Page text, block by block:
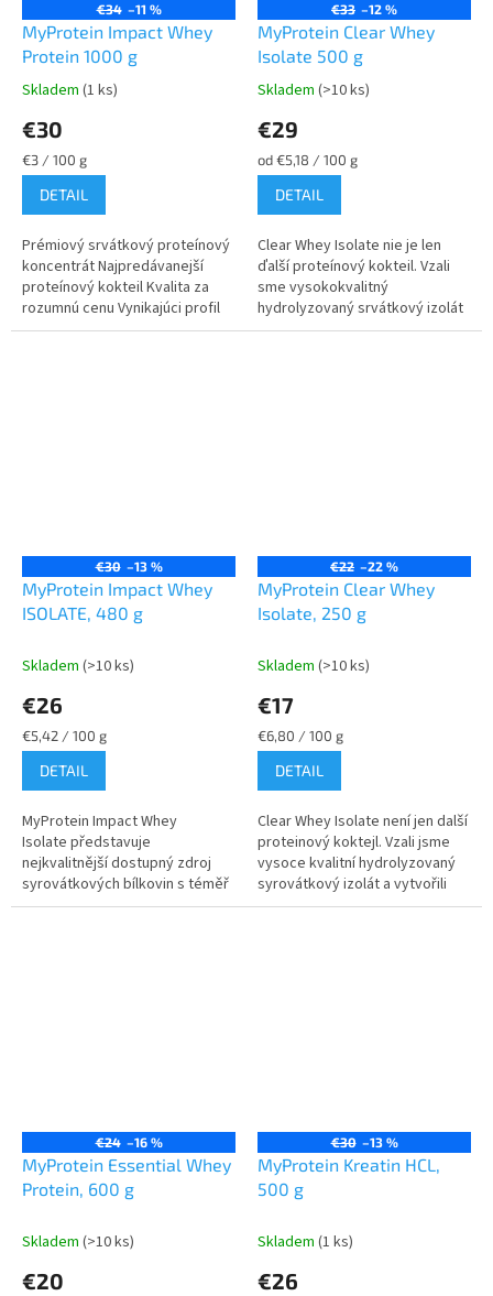
€34 –11 %
MyProtein Impact Whey
Protein 1000 g
Priemerné
produktu
je
5,0
5
hviezdičiek.
Skladem (1 ks)
€30
Jednotková
cena:
€3 / 100 g
DETAIL
Prémiový srvátkový proteínový
koncentrát Najpredávanejší
proteínový kokteil Kvalita za
rozumnú cenu Vynikajúci profil
aminokyselín Ideálny na
€33 –12 %
MyProtein Clear Whey
Isolate 500 g
Priemerné
produktu
je
5,0
5
hviezdičiek.
Skladem (>10 ks)
€29
Jednotková
cena:
od €5,18 / 100 g
DETAIL
Clear Whey Isolate nie je len
ďalší proteínový kokteil. Vzali
sme vysokokvalitný
hydrolyzovaný srvátkový izolát
a vytvorili sme ľahkú a
€30 –13 %
MyProtein Impact Whey
ISOLATE, 480 g
Skladem (>10 ks)
€26
Jednotková
cena:
€5,42 / 100 g
DETAIL
MyProtein Impact Whey
Isolate představuje
nejkvalitnější dostupný zdroj
syrovátkových bílkovin s téměř
nulovým obsahem tuku a
€22 –22 %
MyProtein Clear Whey
Isolate, 250 g
Skladem (>10 ks)
€17
Jednotková
cena:
€6,80 / 100 g
DETAIL
Clear Whey Isolate není jen další
proteinový koktejl. Vzali jsme
vysoce kvalitní hydrolyzovaný
syrovátkový izolát a vytvořili
lehkou a osvěžující alternativu,
€24 –16 %
MyProtein Essential Whey
Protein, 600 g
Skladem (>10 ks)
€20
€30 –13 %
MyProtein Kreatin HCL,
500 g
Skladem (1 ks)
€26